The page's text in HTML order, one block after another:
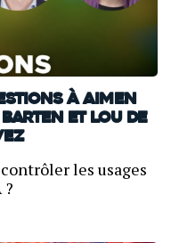
à Aimen
et Lou de
les usages
?